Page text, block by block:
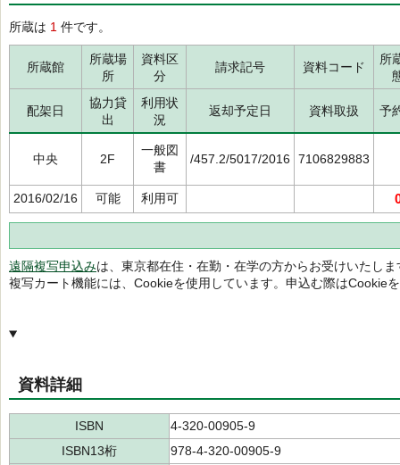
所蔵は 1 件です。
所蔵館
所蔵場
所
資料区
分
請求記号 資料コード
所
配架日
協力貸
出
利用状
況
返却予定日 資料取扱 予
中央 2F
一般図
書
/457.2/5017/2016 7106829883
2016/02/16 可能 利用可
遠隔複写申込みは、東京都在住・在勤・在学の方からお受けいたしま
複写カート機能には、Cookieを使用しています。申込む際はCookie
資料詳細
ISBN
4-320-00905-9
ISBN13桁
978-4-320-00905-9